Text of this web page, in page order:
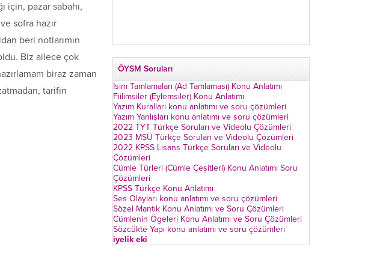
için, pazar sabahı,
sofra hazır
beri notlarımın
Biz ailece çok
biraz zaman
tarifin
ÖYSM Soruları
İsim Tamlamaları (Ad Tamlaması) Konu Anlatımı
Fiilimsiler (Eylemsiler) Konu Anlatımı
Yazım Kuralları konu anlatımı ve soru çözümleri
Yazım Yanlışları konu anlatımı ve soru çözümleri
2022 TYT Türkçe Soruları ve Videolu Çözümleri
2023 MSÜ Türkçe Soruları ve Videolu Çözümleri
2022 KPSS Lisans Türkçe Soruları ve Videolu
Çözümleri
Cümle Türleri (Cümle Çeşitleri) Konu Anlatımı Soru
Çözümleri
KPSS Türkçe Konu Anlatımı
Ses Olayları konu anlatımı ve soru çözümleri
Sözel Mantık Konu Anlatımı ve Soru Çözümleri
Cümlenin Ögeleri Konu Anlatımı ve Soru Çözümleri
Sözcükte Yapı konu anlatımı ve soru çözümleri
iyelik eki